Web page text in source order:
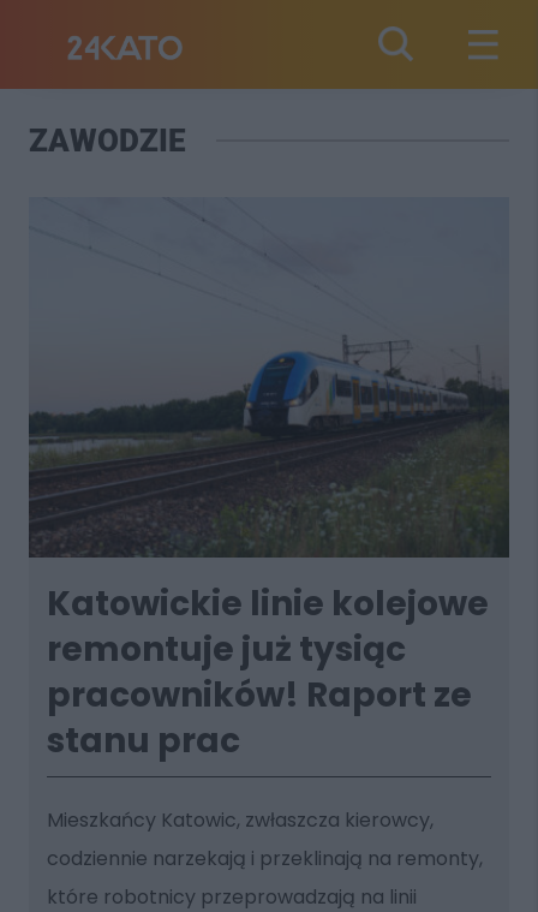
ZAWODZIE
Katowickie linie kolejowe
remontuje już tysiąc
pracowników! Raport ze
stanu prac
Mieszkańcy Katowic, zwłaszcza kierowcy,
codziennie narzekają i przeklinają na remonty,
które robotnicy przeprowadzają na linii